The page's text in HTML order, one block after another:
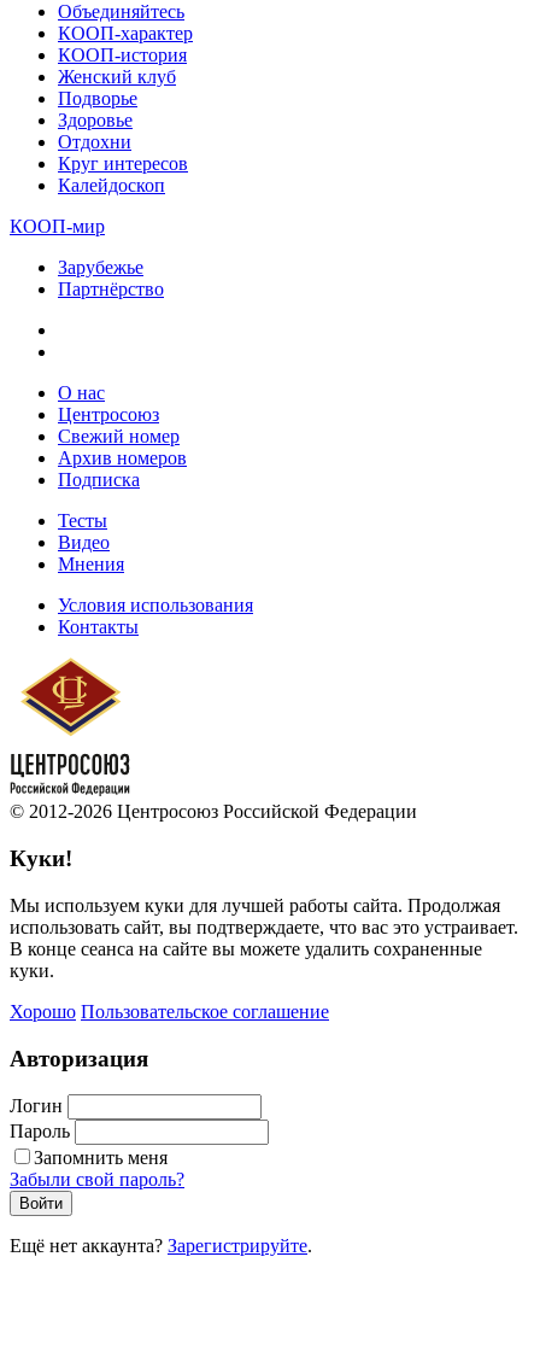
Объединяйтесь
КООП-характер
КООП-история
Женский клуб
Подворье
Здоровье
Отдохни
Круг интересов
Калейдоскоп
КООП-мир
Зарубежье
Партнёрство
О нас
Центросоюз
Свежий номер
Архив номеров
Подписка
Тесты
Видео
Мнения
Условия использования
Контакты
© 2012-2026 Центросоюз Российской Федерации
Куки!
Мы используем куки для лучшей работы сайта. Продолжая
использовать сайт, вы подтверждаете, что вас это устраивает.
В конце сеанса на сайте вы можете удалить сохраненные
куки.
Хорошо Пользовательское соглашение
Авторизация
Логин
Пароль
Запомнить меня
Забыли свой пароль?
Войти
Ещё нет аккаунта? Зарегистрируйте.